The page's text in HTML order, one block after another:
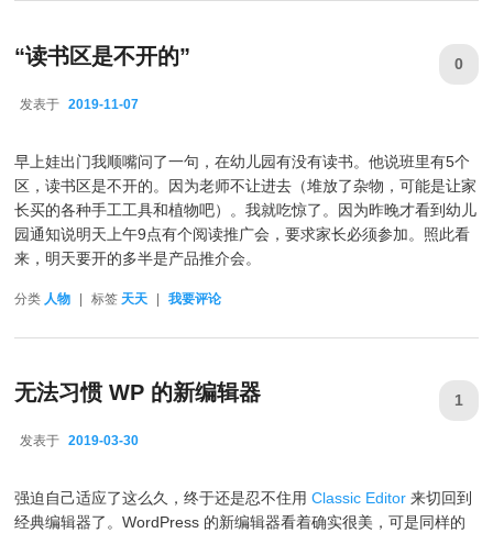
“读书区是不开的”
发表于 2019-11-07
0
早上娃出门我顺嘴问了一句，在幼儿园有没有读书。他说班里有5个
区，读书区是不开的。因为老师不让进去（堆放了杂物，可能是让家
长买的各种手工工具和植物吧）。我就吃惊了。因为昨晚才看到幼儿
园通知说明天上午9点有个阅读推广会，要求家长必须参加。照此看
来，明天要开的多半是产品推介会。
分类 人物 | 标签 天天 | 我要评论
无法习惯 WP 的新编辑器
发表于 2019-03-30
1
强迫自己适应了这么久，终于还是忍不住用Classic Editor 来切回到
经典编辑器了。WordPress 的新编辑器看着确实很美，可是同样的